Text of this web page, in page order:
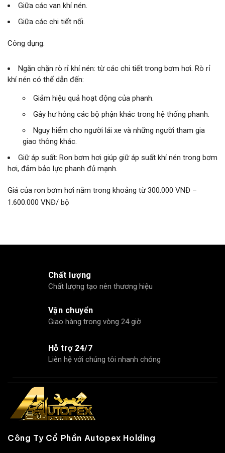
Giữa các van khí nén.
Giữa các chi tiết nối.
Công dụng:
Ngăn chặn rò rỉ khí nén: từ các chi tiết trong bơm hơi. Rò rỉ
khí nén có thể dẫn đến:
Giảm hiệu quả hoạt động của phanh.
Gây hư hỏng các bộ phận khác trong hệ thống phanh.
Nguy hiểm cho người lái xe và những người tham gia
giao thông khác.
Giữ áp suất: Ron bơm hơi giúp giữ áp suất khí nén trong bơm
hơi, đảm bảo lực phanh đủ mạnh.
Giá của ron bơm hơi nằm trong khoảng từ 300.000 VNĐ –
1.600.000 VNĐ/ bộ
Chất lượng
Chất lượng tạo nên thương hiệu
Vận chuyển
Giao hàng trong vòng 24 giờ
Hỗ trợ 24/7
Liên hệ với chúng tôi nhanh chóng
Công Ty Cổ Phần Autopex Holding